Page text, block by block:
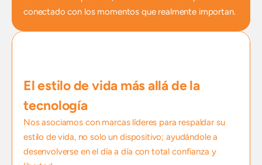
conectado con los momentos que realmente importan.
El estilo de vida más allá de la
tecnología
Nos asociamos con marcas líderes para respaldar su
estilo de vida, no solo un dispositivo; ayudándole a
desenvolverse en el día a día con total confianza y